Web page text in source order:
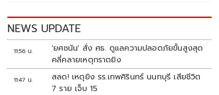
k k
NEWS UPDATE
11:56 น.
'ยศชนัน' สั่ง ศธ. ดูแลความปลอดภัยขั้นสูงสุด
คลี่คลายเหตุกราดยิง
11:47 น.
สลด! เหตุยิง รร.เทพศิรินทร์ นนทบุรี เสียชีวิต
7 ราย เจ็บ 15